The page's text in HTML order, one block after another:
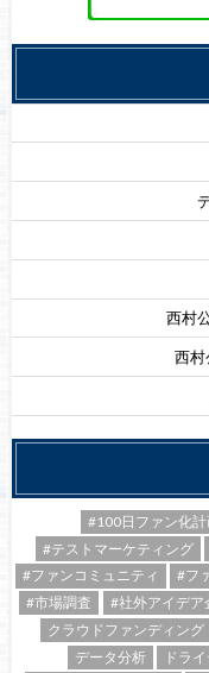
西村
西村
#100日ファン化
#テストマーケティング
#ファンコミュニティ
#フ
#市場調査
#社外アイデア
クラウドファンディング
データ分析
ドラ